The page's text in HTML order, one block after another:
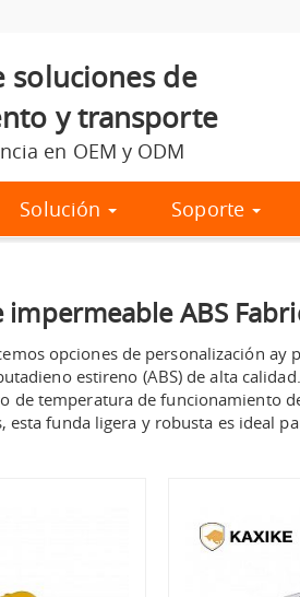
soluciones de
y transporte
en OEM y ODM
Solución Soporte
impermeable ABS
opciones de personalización ay
estireno (ABS) de alta
temperatura de funcionamiento
funda ligera y robusta es ideal